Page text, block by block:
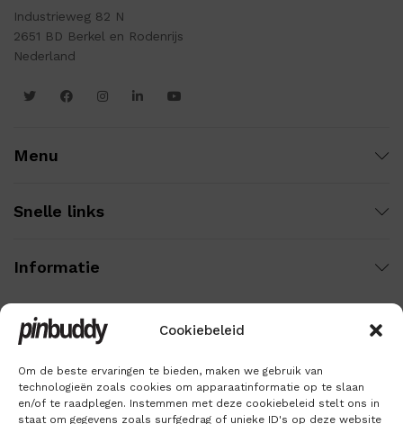
Cookiebeleid
Om de beste ervaringen te bieden, maken we gebruik van
technologieën zoals cookies om apparaatinformatie op te slaan
en/of te raadplegen. Instemmen met deze cookiebeleid stelt ons in
staat om gegevens zoals surfgedrag of unieke ID's op deze website
Industrieweg 82 N
2651 BD Berkel en Rodenrijs
Nederland
Menu
Snelle links
Informatie